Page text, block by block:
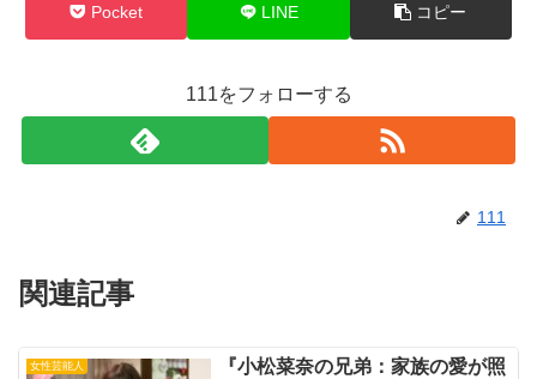
Pocket LINE コピー
111をフォローする
111
関連記事
女性芸能人
『小松菜奈の兄弟：家族の愛が照